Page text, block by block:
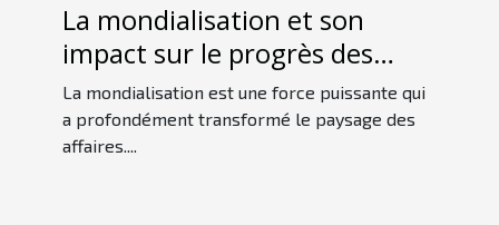
La mondialisation et son
impact sur le progrès des
entreprises
La mondialisation est une force puissante qui
a profondément transformé le paysage des
affaires....